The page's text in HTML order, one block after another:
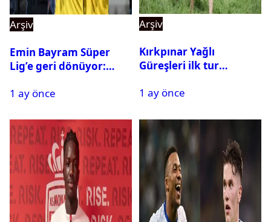
Arşiv
Emin Bayram Süper
Lig’e geri dönüyor:
1 ay önce
Arşiv
Kırkpınar Yağlı
Güreşleri ilk tur
2. tura geçen
1 ay önce